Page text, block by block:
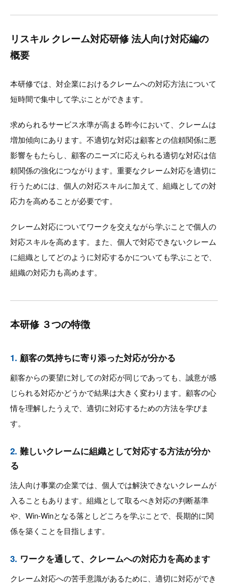
リスキル クレーム対応研修 法人向け対応編の
概要
本研修では、対企業におけるクレームへの対応方法について
短時間で集中して学ぶことができます。
求められるサービス水準が高まる昨今において、クレームは
増加傾向にあります。不適切な対応は顧客との信頼関係に悪
影響をもたらし、顧客のニーズに応えられる適切な対応は信
頼関係の強化につながります。重要なクレーム対応を適切に
行うためには、個人の対応スキルに加えて、組織としての対
応力を高めることが必要です。
クレーム対応についてワークを交えながら学ぶことで個人の
対応スキルを高めます。また、個人で対応できないクレーム
に組織としてどのように対応するかについても学ぶことで、
組織の対応力も高めます。
本研修 ３つの特徴
1. 顧客の気持ちに寄り添った対応が分かる
顧客からの要望に対しての対応が同じであっても、誠意が感
じられる対応かどうかで結果は大きく変わります。顧客の心
情を理解したうえで、適切に対応するための方法を学びま
す。
2. 難しいクレームに組織として対応する方法が分か
る
法人向け事業の企業では、個人では解決できないクレームが
入ることもあります。組織として取るべき対応の判断基準
や、Win-Winとなる落としどころを学ぶことで、長期的に関
係を築くことを目指します。
3. ワークを通して、クレームへの対応力を高めます
クレーム対応への苦手意識があるために、適切に対応ができ